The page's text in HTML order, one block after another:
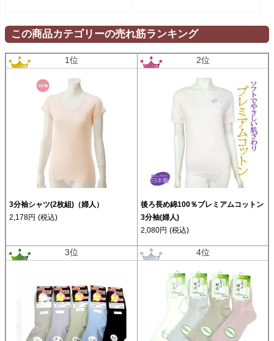
この商品カテゴリーの売れ筋ランキング
1位
3分袖シャツ(2枚組)（婦人）
2,178円 (税込)
2位
後ろ長め綿100％プレミアムコットン
3分袖(婦人)
2,080円 (税込)
3位 4位